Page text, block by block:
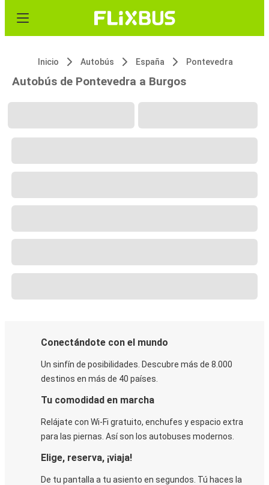
Inicio Autobús España Pontevedra
Autobús de Pontevedra a Burgos
Conectándote con el mundo
Un sinfín de posibilidades. Descubre más de 8.000
destinos en más de 40 países.
Tu comodidad en marcha
Relájate con Wi-Fi gratuito, enchufes y espacio extra
para las piernas. Así son los autobuses modernos.
Elige, reserva, ¡viaja!
De tu pantalla a tu asiento en segundos. Tú haces la